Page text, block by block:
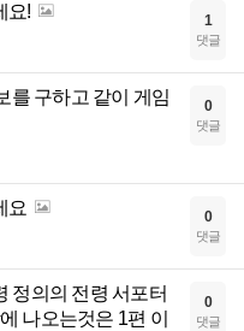
요! 1
댓글
를 구하고 같이 게임
0
댓글
요 0
댓글
정의의 전령 서포터
나오는것은 1편 이
0
댓글